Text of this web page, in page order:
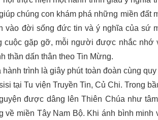
chúng con khám phá những miền đất
vào đời sống đức tin và ý nghĩa của sứ
cuộc gặp gỡ, mỗi người được nhắc nhớ
thần dấn thân theo Tin Mừng.
trình là giây phút toàn đoàn cùng quy
tại Tu viện Truyền Tin, Củ Chi. Trong
được dâng lên Thiên Chúa như
miền Tây Nam Bộ. Khi ánh bình minh